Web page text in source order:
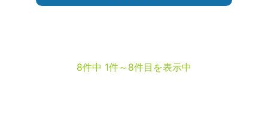
8件中 1件～8件目を表示中